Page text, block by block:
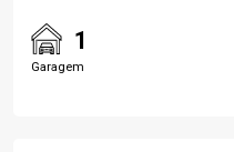
1
Garagem